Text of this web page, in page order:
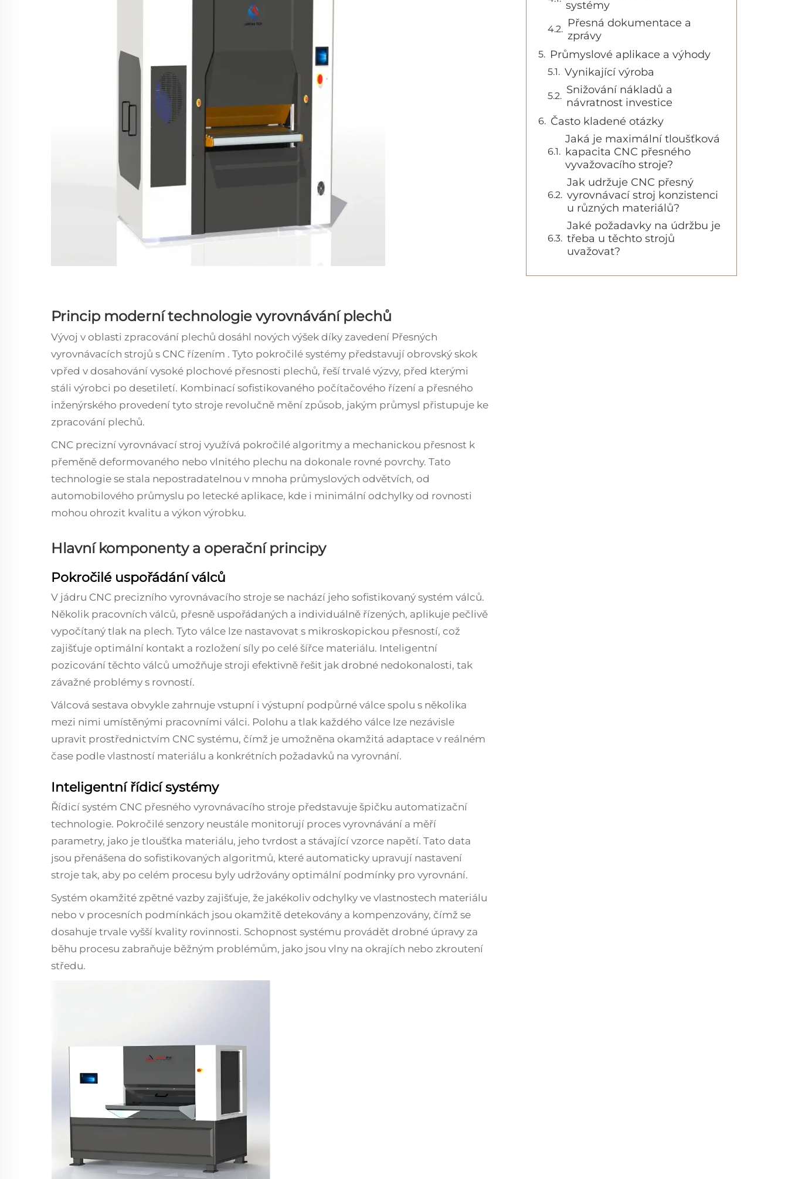
Princip moderní technologie vyrovnávání plechů
Vývoj v oblasti zpracování plechů dosáhl nových výšek díky zavedení Přesných
vyrovnávacích strojů s CNC řízením . Tyto pokročilé systémy představují obrovský skok
vpřed v dosahování vysoké plochové přesnosti plechů, řeší trvalé výzvy, před kterými
stáli výrobci po desetiletí. Kombinací sofistikovaného počítačového řízení a přesného
inženýrského provedení tyto stroje revolučně mění způsob, jakým průmysl přistupuje ke
zpracování plechů.
CNC precizní vyrovnávací stroj využívá pokročilé algoritmy a mechanickou přesnost k
přeměně deformovaného nebo vlnitého plechu na dokonale rovné povrchy. Tato
technologie se stala nepostradatelnou v mnoha průmyslových odvětvích, od
automobilového průmyslu po letecké aplikace, kde i minimální odchylky od rovnosti
mohou ohrozit kvalitu a výkon výrobku.
Hlavní komponenty a operační principy
Pokročilé uspořádání válců
V jádru CNC precizního vyrovnávacího stroje se nachází jeho sofistikovaný systém válců.
Několik pracovních válců, přesně uspořádaných a individuálně řízených, aplikuje pečlivě
vypočítaný tlak na plech. Tyto válce lze nastavovat s mikroskopickou přesností, což
zajišťuje optimální kontakt a rozložení síly po celé šířce materiálu. Inteligentní
pozicování těchto válců umožňuje stroji efektivně řešit jak drobné nedokonalosti, tak
závažné problémy s rovností.
Válcová sestava obvykle zahrnuje vstupní i výstupní podpůrné válce spolu s několika
mezi nimi umístěnými pracovními válci. Polohu a tlak každého válce lze nezávisle
upravit prostřednictvím CNC systému, čímž je umožněna okamžitá adaptace v reálném
čase podle vlastností materiálu a konkrétních požadavků na vyrovnání.
Inteligentní řídicí systémy
Řídicí systém CNC přesného vyrovnávacího stroje představuje špičku automatizační
technologie. Pokročilé senzory neustále monitorují proces vyrovnávání a měří
parametry, jako je tloušťka materiálu, jeho tvrdost a stávající vzorce napětí. Tato data
jsou přenášena do sofistikovaných algoritmů, které automaticky upravují nastavení
stroje tak, aby po celém procesu byly udržovány optimální podmínky pro vyrovnání.
Systém okamžité zpětné vazby zajišťuje, že jakékoliv odchylky ve vlastnostech materiálu
nebo v procesních podmínkách jsou okamžitě detekovány a kompenzovány, čímž se
dosahuje trvale vyšší kvality rovinnosti. Schopnost systému provádět drobné úpravy za
běhu procesu zabraňuje běžným problémům, jako jsou vlny na okrajích nebo zkroutení
středu.
systémy
Přesná dokumentace a
zprávy
Průmyslové aplikace a výhody
Vynikající výroba
Snižování nákladů a
návratnost investice
Často kladené otázky
Jaká je maximální tloušťková
kapacita CNC přesného
vyvažovacího stroje?
Jak udržuje CNC přesný
vyrovnávací stroj konzistenci
u různých materiálů?
Jaké požadavky na údržbu je
třeba u těchto strojů
uvažovat?